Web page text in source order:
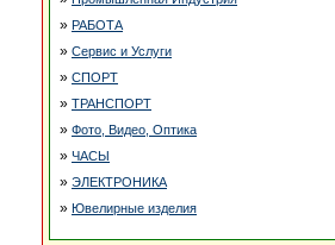
» РАБОТА
» Сервис и Услуги
» СПОРТ
» ТРАНСПОРТ
» Фото, Видео, Оптика
» ЧАСЫ
» ЭЛЕКТРОНИКА
» Ювелирные изделия